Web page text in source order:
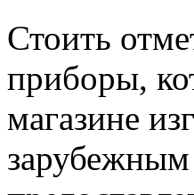
Стоить
приборы,
магазине